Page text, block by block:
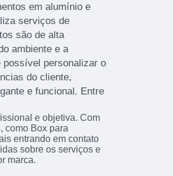
em alumínio e
serviços de
são de alta
ambiente e a
possível personalizar o
do cliente,
e funcional. Entre
e objetiva. Com
como Box para
entrando em contato
sobre os serviços e
marca.